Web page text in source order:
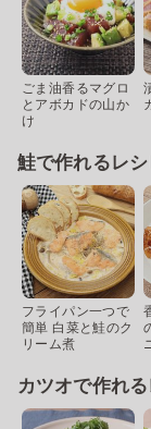
ごま油香るマグロ
とアボカドの山か
け
鮭で作れるレ
フライパン一つで
簡単 白菜と鮭のク
リーム煮
カツオで作れ